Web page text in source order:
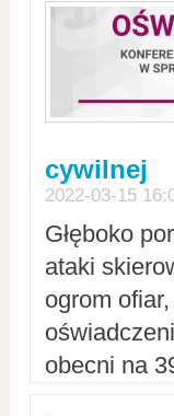
cywilnej
2022-03-15
Głęboko
ataki
ogrom
obecni na